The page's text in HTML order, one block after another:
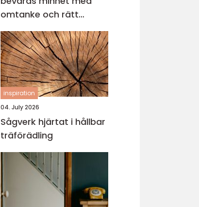
omtanke och rätt
metod
inspiration
04. July 2026
Sågverk hjärtat i hållbar
träförädling